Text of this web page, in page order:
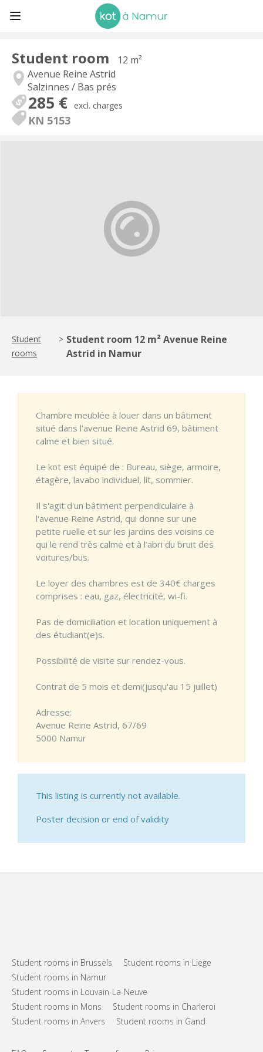
Student room
12 m²
Avenue Reine Astrid
Salzinnes / Bas prés
285 € excl. charges
KN 5153
Student
rooms
> Student room 12 m² Avenue Reine
Astrid in Namur
Chambre meublée à louer dans un bâtiment
situé dans l'avenue Reine Astrid 69, bâtiment
calme et bien situé.
Le kot est équipé de : Bureau, siège, armoire,
étagère, lavabo individuel, lit, sommier.
Il s'agit d'un bâtiment perpendiculaire à
l'avenue Reine Astrid, qui donne sur une
petite ruelle et sur les jardins des voisins ce
qui le rend très calme et à l’abri du bruit des
voitures/bus.
Le loyer des chambres est de 340€ charges
comprises : eau, gaz, électricité, wi-fi.
Pas de domiciliation et location uniquement à
des étudiant(e)s.
Possibilité de visite sur rendez-vous.
Contrat de 5 mois et demi(jusqu'au 15 juillet)
Adresse:
Avenue Reine Astrid, 67/69
5000 Namur
This listing is currently not available.
Poster decision or end of validity
Student rooms in Brussels
Student rooms in Liege
Student rooms in Namur
Student rooms in Louvain-La-Neuve
Student rooms in Mons
Student rooms in Charleroi
Student rooms in Anvers
Student rooms in Gand